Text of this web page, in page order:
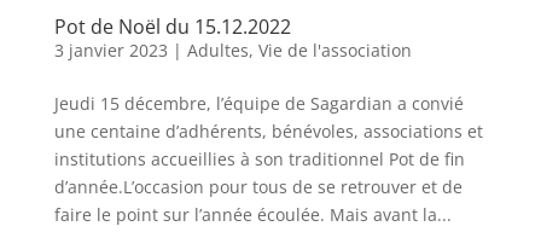
Pot de Noël du 15.12.2022
3 janvier 2023 | Adultes, Vie de l'association
Jeudi 15 décembre, l’équipe de Sagardian a convié
une centaine d’adhérents, bénévoles, associations et
institutions accueillies à son traditionnel Pot de fin
d’année.L’occasion pour tous de se retrouver et de
faire le point sur l’année écoulée. Mais avant la...